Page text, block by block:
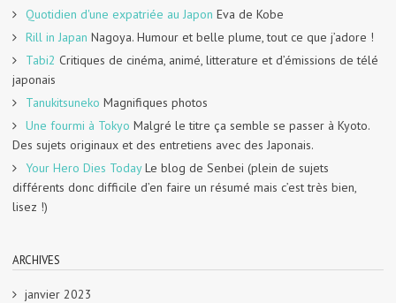
Quotidien d'une expatriée au Japon Eva de Kobe
Rill in Japan Nagoya. Humour et belle plume, tout ce que j’adore !
Tabi2 Critiques de cinéma, animé, litterature et d’émissions de télé
japonais
Tanukitsuneko Magnifiques photos
Une fourmi à Tokyo Malgré le titre ça semble se passer à Kyoto.
Des sujets originaux et des entretiens avec des Japonais.
Your Hero Dies TodayLe blog de Senbei (plein de sujets
différents donc difficile d’en faire un résumé mais c’est très bien,
lisez !)
ARCHIVES
janvier 2023